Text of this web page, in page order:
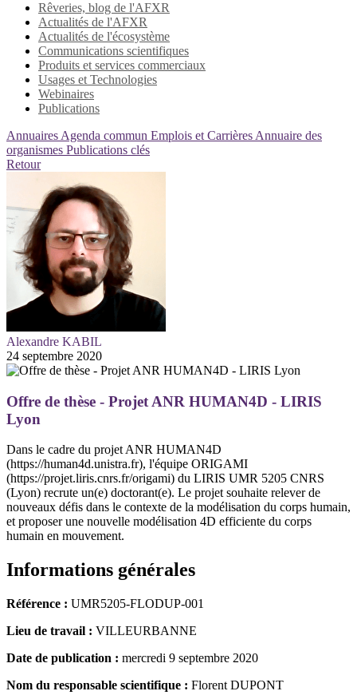
Rêveries, blog de l'AFXR
Actualités de l'AFXR
Actualités de l'écosystème
Communications scientifiques
Produits et services commerciaux
Usages et Technologies
Webinaires
Publications
Annuaires Agenda commun Emplois et Carrières Annuaire des
organismes Publications clés
Retour
Alexandre KABIL
24 septembre 2020
Offre de thèse - Projet ANR HUMAN4D - LIRIS
Lyon
Dans le cadre du projet ANR HUMAN4D
(https://human4d.unistra.fr), l'équipe ORIGAMI
(https://projet.liris.cnrs.fr/origami) du LIRIS UMR 5205 CNRS
(Lyon) recrute un(e) doctorant(e). Le projet souhaite relever de
nouveaux défis dans le contexte de la modélisation du corps humain,
et proposer une nouvelle modélisation 4D efficiente du corps
humain en mouvement.
Informations générales
Référence : UMR5205-FLODUP-001
Lieu de travail : VILLEURBANNE
Date de publication : mercredi 9 septembre 2020
Nom du responsable scientifique : Florent DUPONT